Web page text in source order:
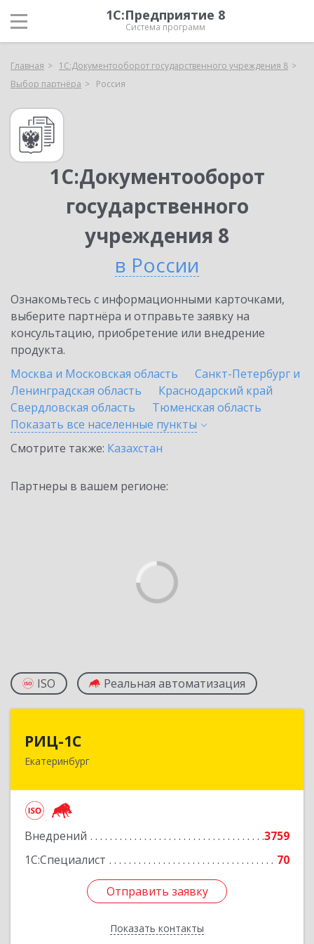
1С:Предприятие 8
Система программ
Главная
1С:Документооборот государственного учреждения 8
Выбор партнёра
Россия
1С:Документооборот
государственного
учреждения 8
в России
Ознакомьтесь с информационными карточками,
выберите партнёра и отправьте заявку на
консультацию, приобретение или внедрение
продукта.
Москва и Московская область
Санкт-Петербург и
Ленинградская область
Краснодарский край
Свердловская область
Тюменская область
Показать все населенные пункты
Смотрите также: Казахстан
Партнеры в вашем регионе:
ISO Реальная автоматизация
РИЦ-1С
Екатеринбург
Внедрений
3759
1С:Специалист
70
Отправить заявку
Показать контакты
620102, Свердловская обл, Екатеринбург г,
Отправить заявку
Назад